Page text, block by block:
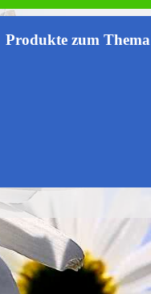
Produkte zum Thema